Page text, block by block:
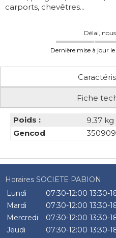
carports, chevêtres...
Délai,
Dernière mise à jour
Fiche
Poids :
9.37 kg
Gencod
Horaires SOCIETE PABION
Lundi
07:30-12:00 13:30-
Mardi
07:30-12:00 13:30-
Mercredi
07:30-12:00 13:30-
Jeudi
07:30-12:00 13:30-